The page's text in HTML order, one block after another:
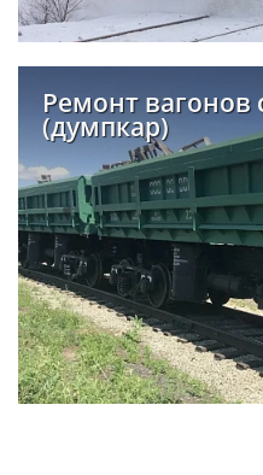
Ремонт вагонов
(думпкар)